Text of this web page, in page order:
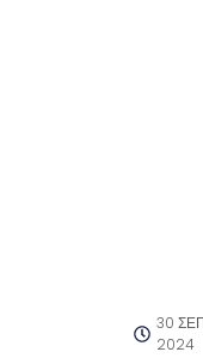
30
2024